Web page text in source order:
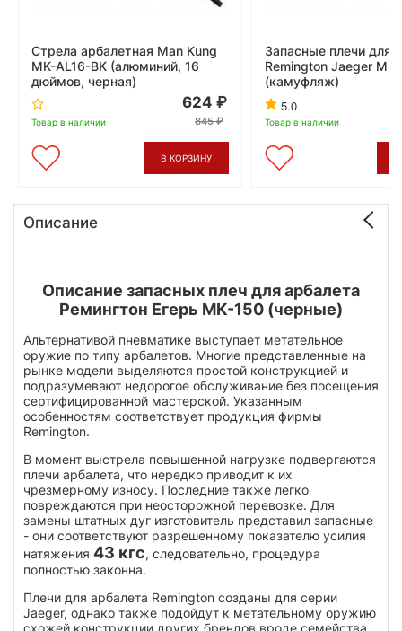
Стрела арбалетная Man Kung
MK-AL16-BK (алюминий, 16
дюймов, черная)
Товар в наличии
624
845
В КОРЗИНУ
Запасные плечи для
Remington Jaeger
(камуфляж)
5.0
Товар в наличии
Описание
Описание запасных плеч для арбалета
Ремингтон Егерь МК-150 (черные)
Альтернативой пневматике выступает метательное
оружие по типу арбалетов. Многие представленные на
рынке модели выделяются простой конструкцией и
подразумевают недорогое обслуживание без посещения
сертифицированной мастерской. Указанным
особенностям соответствует продукция фирмы
Remington.
В момент выстрела повышенной нагрузке подвергаются
плечи арбалета, что нередко приводит к их
чрезмерному износу. Последние также легко
повреждаются при неосторожной перевозке. Для
замены штатных дуг изготовитель представил запасные
- они соответствуют разрешенному показателю усилия
натяжения 43 кгс, следовательно, процедура
полностью законна.
Плечи для арбалета Remington созданы для серии
Jaeger, однако также подойдут к метательному оружию
схожей конструкции других брендов вроде семейства